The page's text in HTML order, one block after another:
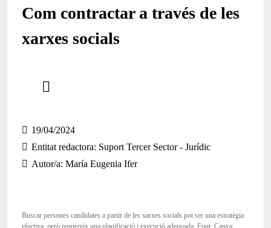
Com contractar a través de les
xarxes socials
19/04/2024
Entitat redactora Suport Tercer Sector - Jurídic
Autor/a María Eugenia Ifer
Buscar persones candidates a partir de les xarxes socials pot ser una estratègia
efectiva, però requereix una planificació i execució adequada. Font: Canva.